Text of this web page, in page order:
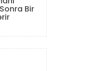
Bir